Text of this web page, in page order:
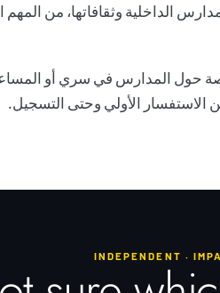
الداخلية وثقافاتها، من
حول المدارس في سري أو
الاستفسار الأولي وحتى التسجيل.
INDEPENDENT ·